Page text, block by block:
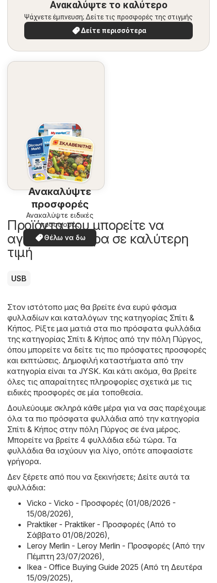
Ανακαλύψτε το καλύτερο
Ψάχνετε έμπνευση; Δείτε τις προσφορές της στιγμής
Δείτε περισσότερα
Ανακαλύψτε
προσφορές
Ανακαλύψτε ειδικές
προσφορές
Θέλω να δω
Προϊόντα που μπορείτε να
αγοράσετε τώρα σε καλύτερη
τιμή
USB
Στον ιστότοπο μας θα βρείτε ένα ευρύ φάσμα
φυλλαδίων και καταλόγων της κατηγορίας Σπίτι &
Κήπος. Ρίξτε μια ματιά στα πιο πρόσφατα φυλλάδια
της κατηγορίας Σπίτι & Κήπος από την πόλη Πύργος,
όπου μπορείτε να δείτε τις πιο πρόσφατες προσφορές
και εκπτώσεις. Δημοφιλή καταστήματα από την
κατηγορία είναι τα JYSK. Και κάτι ακόμα, θα βρείτε
όλες τις απαραίτητες πληροφορίες σχετικά με τις
ειδικές προσφορές σε μία τοποθεσία.
Δουλεύουμε σκληρά κάθε μέρα για να σας παρέχουμε
όλα τα πιο πρόσφατα φυλλάδια από την κατηγορία
Σπίτι & Κήπος στην πόλη Πύργος σε ένα μέρος.
Μπορείτε να βρείτε 4 φυλλάδια εδώ τώρα. Τα
φυλλάδια θα ισχύουν για λίγο, οπότε αποφασίστε
γρήγορα.
Δεν ξέρετε από που να ξεκινήσετε; Δείτε αυτά τα
φυλλάδια:
Vicko - Vicko - Προσφορές (01/08/2026 -
15/08/2026)
Praktiker - Praktiker - Προσφορές (Από το
Σάββατο 01/08/2026)
Leroy Merlin - Leroy Merlin - Προσφορές (Από την
Πέμπτη 23/07/2026)
Ikea - Office Buying Guide 2025 (Από τη Δευτέρα
15/09/2025)